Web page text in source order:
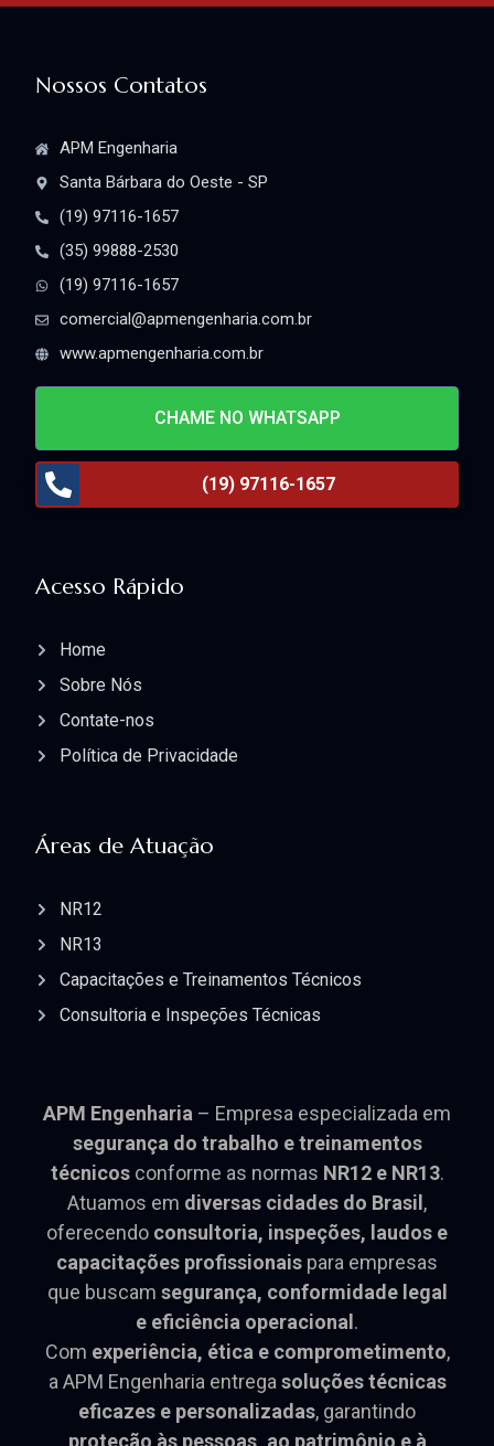
APM Engenharia – Empresa especializada em
segurança do trabalho e treinamentos
técnicosconforme as normas NR12 e NR13.
Atuamos em diversas cidades do Brasil ,
oferecendo consultoria, inspeções, laudos e
capacitações profissionais para empresas
que buscam segurança, conformidade legal
e eficiência operacional .
Com experiência, ética e comprometimento,
a APM Engenharia entregasoluções técnicas
eficazes e personalizadas, garantindo
Áreas de Atuação
NR12
NR13
Capacitações e Treinamentos Técnicos
Consultoria e Inspeções Técnicas
Acesso Rápido
Home
Sobre Nós
Contate-nos
Política de Privacidade
Nossos Contatos
APM Engenharia
Santa Bárbara do Oeste - SP
(19) 97116-1657
(35) 99888-2530
(19) 97116-1657
comercial@apmengenharia.com.br
www.apmengenharia.com.br
CHAME NO WHATSAPP
(19) 97116-1657